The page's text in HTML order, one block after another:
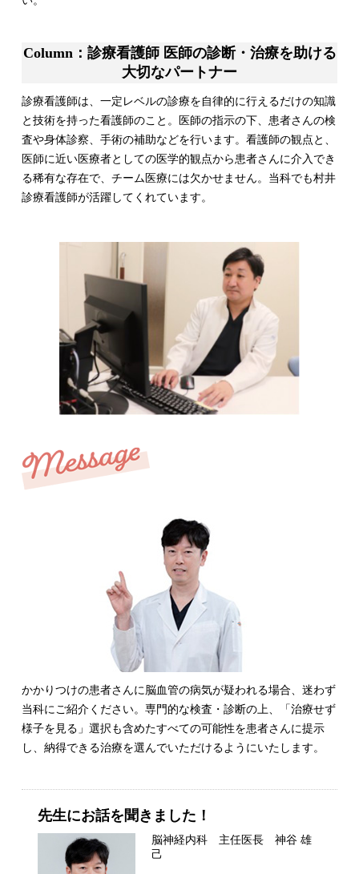
Column：診療看護師 医師の診断・治療を助ける
大切なパートナー
診療看護師は、一定レベルの診療を自律的に行えるだけの知識
と技術を持った看護師のこと。医師の指示の下、患者さんの検
査や身体診察、手術の補助などを行います。看護師の観点と、
医師に近い医療者としての医学的観点から患者さんに介入でき
る稀有な存在で、チーム医療には欠かせません。当科でも村井
診療看護師が活躍してくれています。
かかりつけの患者さんに脳血管の病気が疑われる場合、迷わず
当科にご紹介ください。専門的な検査・診断の上、「治療せず
様子を見る」選択も含めたすべての可能性を患者さんに提示
し、納得できる治療を選んでいただけるようにいたします。
先生にお話を聞きました！
脳神経内科 主任医長 神谷 雄
己